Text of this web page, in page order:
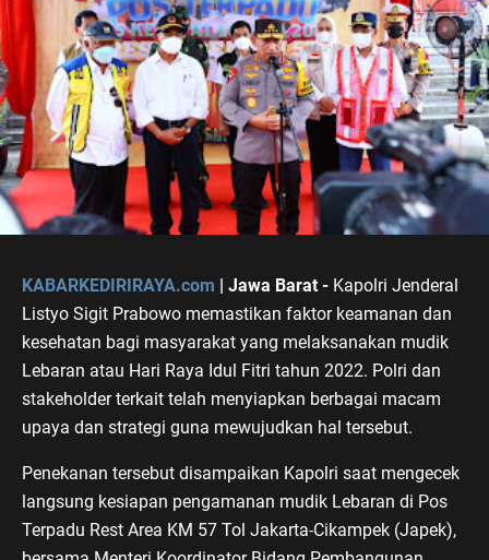
KABARKEDIRIRAYA.com | Jawa Barat - Kapolri Jenderal
Listyo Sigit Prabowo memastikan faktor keamanan dan
kesehatan bagi masyarakat yang melaksanakan mudik
Lebaran atau Hari Raya Idul Fitri tahun 2022. Polri dan
stakeholder terkait telah menyiapkan berbagai macam
upaya dan strategi guna mewujudkan hal tersebut.
Penekanan tersebut disampaikan Kapolri saat mengecek
langsung kesiapan pengamanan mudik Lebaran di Pos
Terpadu Rest Area KM 57 Tol Jakarta-Cikampek (Japek),